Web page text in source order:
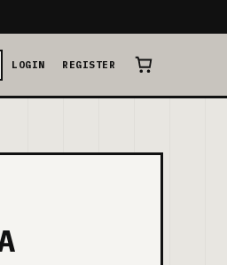
LOGIN REGISTER